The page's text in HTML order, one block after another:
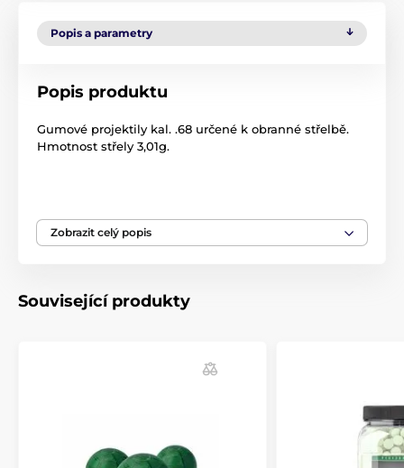
Popis a parametry
Popis produktu
Gumové projektily kal. .68 určené k obranné střelbě.
Hmotnost střely 3,01g.
Střelivo Střelivo T4E
Zobrazit celý popis
Související produkty